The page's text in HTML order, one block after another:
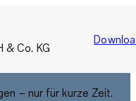
& Co. KG
– nur für kurze Zeit.